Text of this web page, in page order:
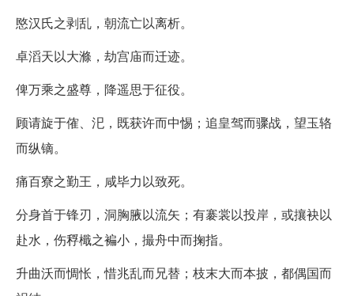
愍汉氏之剥乱，朝流亡以离析。
卓滔天以大滌，劫宫庙而迁迹。
俾万乘之盛尊，降遥思于征役。
顾请旋于傕、汜，既获许而中惕；追皇驾而骤战，望玉辂
而纵镝。
痛百寮之勤王，咸毕力以致死。
分身首于锋刃，洞胸腋以流矢；有褰裳以投岸，或攘袂以
赴水，伤稃檝之褊小，撮舟中而掬指。
升曲沃而惆怅，惜兆乱而兄替；枝末大而本披，都偶国而